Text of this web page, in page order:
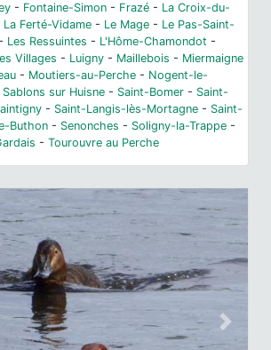
- Fontaine-Simon - Frazé - La Croix-du-
La Ferté-Vidame - Le Mage - Le Pas-Saint-
- Les Ressuintes - L'Hôme-Chamondot -
Villages - Luigny - Maillebois - Miermaigne
- Moutiers-au-Perche - Nogent-le-
Sablons sur Huisne - Saint-Bomer - Saint-
- Saint-Langis-lès-Mortagne - Saint-
Buthon - Senonches - Soligny-la-Trappe -
- Tourouvre au Perche
Next